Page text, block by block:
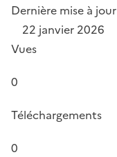
Dernière mise à jour
22 janvier 2026
Vues
0
Téléchargements
0